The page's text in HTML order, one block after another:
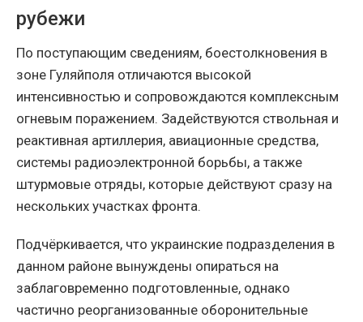
рубежи
По поступающим сведениям, боестолкновения в
зоне Гуляйполя отличаются высокой
интенсивностью и сопровождаются комплексным
огневым поражением. Задействуются ствольная и
реактивная артиллерия, авиационные средства,
системы радиоэлектронной борьбы, а также
штурмовые отряды, которые действуют сразу на
нескольких участках фронта.
Подчёркивается, что украинские подразделения в
данном районе вынуждены опираться на
заблаговременно подготовленные, однако
частично реорганизованные оборонительные